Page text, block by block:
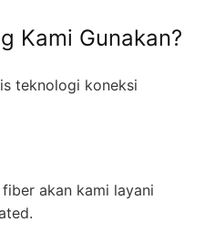
Kami Gunakan?
teknologi koneksi
akan kami layani